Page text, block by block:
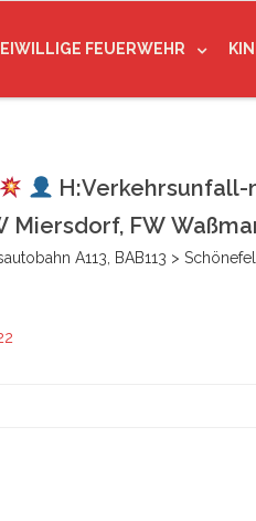
FEUERWEHR
H:Verkehrsunfall-
Miersdorf, FW
A113, BAB113 >